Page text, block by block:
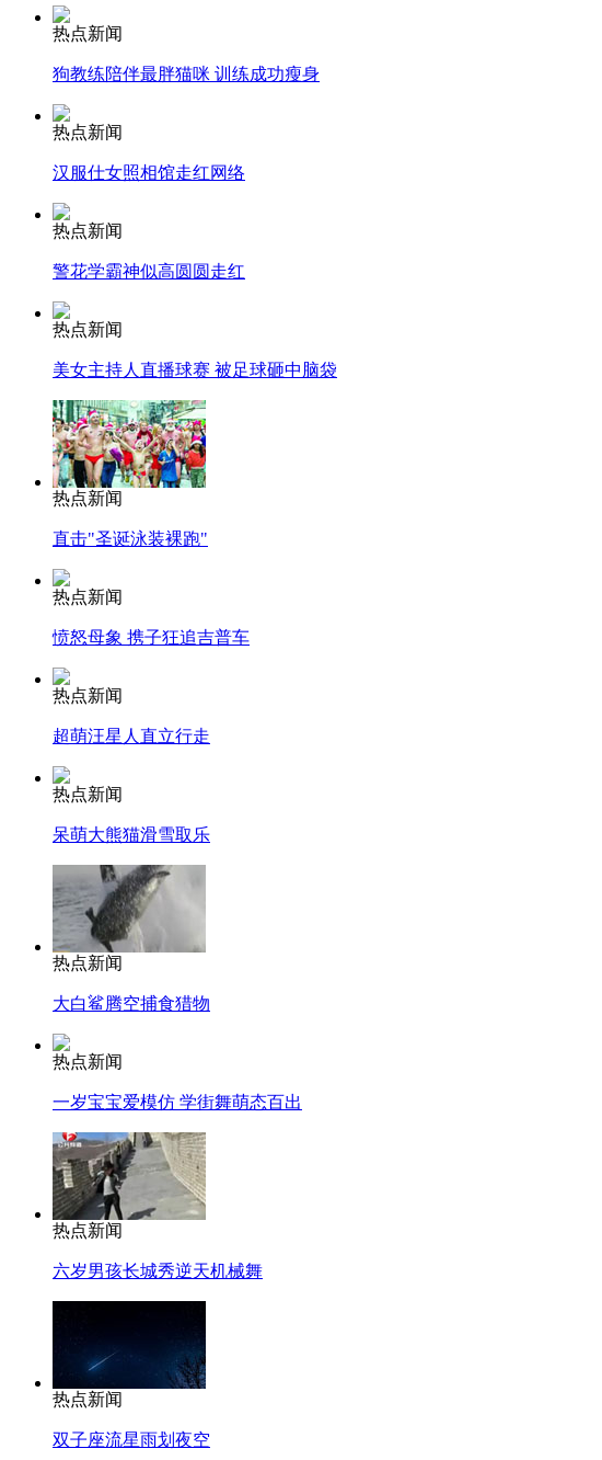
热点新闻
狗教练陪伴最胖猫咪 训练成功瘦身
热点新闻
汉服仕女照相馆走红网络
热点新闻
警花学霸神似高圆圆走红
热点新闻
美女主持人直播球赛 被足球砸中脑袋
热点新闻
直击"圣诞泳装裸跑"
热点新闻
愤怒母象 携子狂追吉普车
热点新闻
超萌汪星人直立行走
热点新闻
呆萌大熊猫滑雪取乐
热点新闻
大白鲨腾空捕食猎物
热点新闻
一岁宝宝爱模仿 学街舞萌态百出
热点新闻
六岁男孩长城秀逆天机械舞
热点新闻
双子座流星雨划夜空